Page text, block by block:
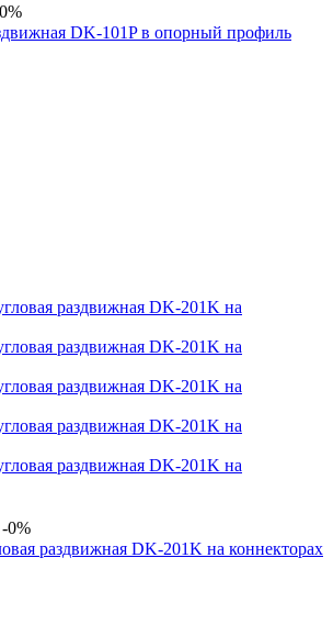
DK-101P в опорный профиль
-0%
раздвижная DK-201K на коннекторах